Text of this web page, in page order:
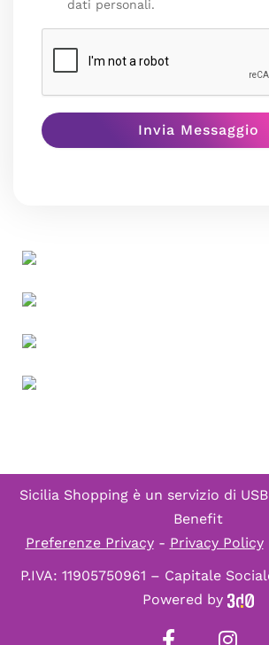
dati personali.
Sicilia Shopping è un servizio di
Benefit
Preferenze Privacy- Privacy Policy
P.IVA: 11905750961 – Capitale
Powered by